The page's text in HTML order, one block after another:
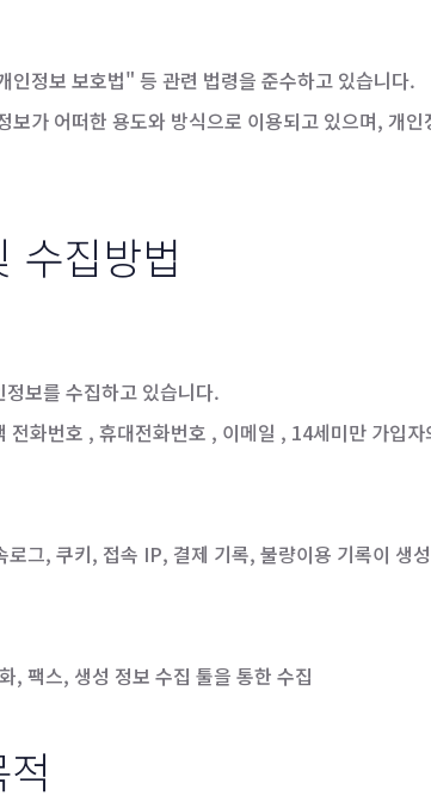
정보 보호법" 등 관련 법령을 준수하고 있습니다.
가 어떠한 용도와 방식으로 이용되고 있으며, 개
집방법
보를 수집하고 있습니다.
화번호 , 휴대전화번호 , 이메일 , 14세미만 가입
그, 쿠키, 접속 IP, 결제 기록, 불량이용 기록이 생
, 팩스, 생성 정보 수집 툴을 통한 수집